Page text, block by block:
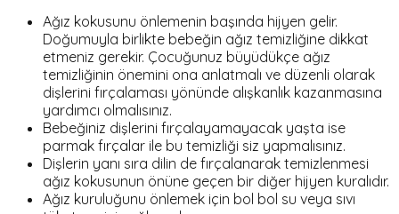
Ağız kokusunu önlemenin başında hijyen gelir.
Doğumuyla birlikte bebeğin ağız temizliğine dikkat
etmeniz gerekir. Çocuğunuz büyüdükçe ağız
temizliğinin önemini ona anlatmalı ve düzenli olarak
dişlerini fırçalaması yönünde alışkanlık kazanmasına
yardımcı olmalısınız.
Bebeğiniz dişlerini fırçalayamayacak yaşta ise
parmak fırçalar ile bu temizliği siz yapmalısınız.
Dişlerin yanı sıra dilin de fırçalanarak temizlenmesi
ağız kokusunun önüne geçen bir diğer hijyen kuralıdır.
Ağız kuruluğunu önlemek için bol bol su veya sıvı